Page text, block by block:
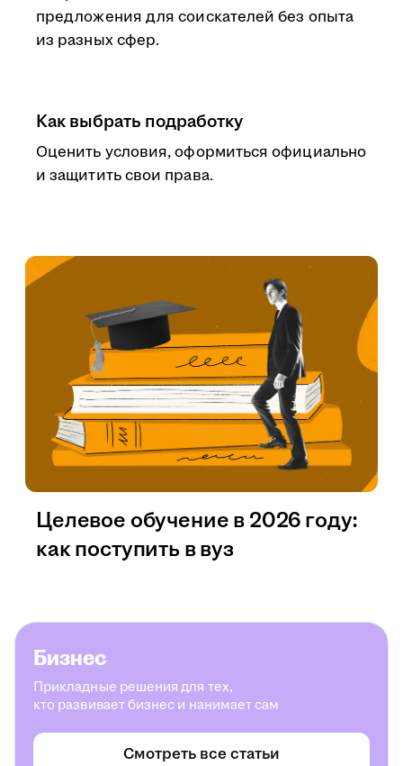
предложения для соискателей без опыта
из разных сфер.
Как выбрать подработку
Оценить условия, оформиться официально
и защитить свои права.
Целевое обучение в 2026 году:
как поступить в вуз
Бизнес
Прикладные решения для тех,
кто развивает бизнес и нанимает сам
Смотреть все статьи